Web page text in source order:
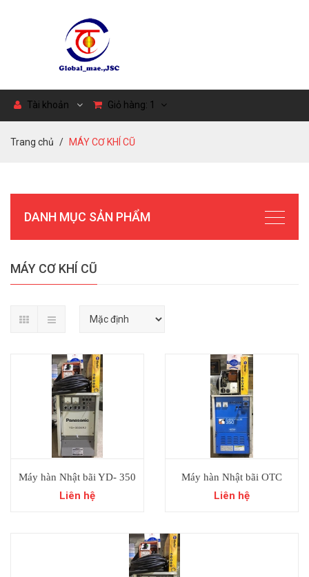
Tài khoản Giỏ hàng: 1
Trang chủ MÁY CƠ KHÍ CŨ
DANH MỤC SẢN PHẨM
MÁY CƠ KHÍ CŨ
Máy hàn Nhật bãi YD- 350
KR2 Panasonic
Liên hệ
Máy hàn Nhật bãi OTC
TURBO PULSE 350
Liên hệ